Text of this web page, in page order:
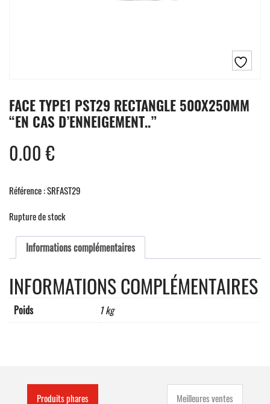
FACE TYPE1 PST29 RECTANGLE 500X250MM
“EN CAS D’ENNEIGEMENT..”
0.00€
Référence : SRFAST29
Rupture de stock
Informations complémentaires
INFORMATIONS COMPLÉMENTAIRES
Poids 1 kg
Produits phares Meilleures ventes